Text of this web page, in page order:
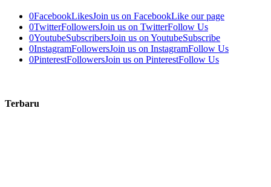
0FacebookLikesJoin us on FacebookLike our page
0TwitterFollowersJoin us on TwitterFollow Us
0YoutubeSubscribersJoin us on YoutubeSubscribe
0InstagramFollowersJoin us on InstagramFollow Us
0PinterestFollowersJoin us on PinterestFollow Us
Terbaru